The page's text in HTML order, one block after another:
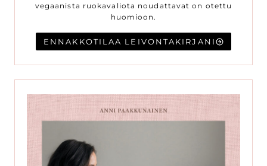
vegaanista ruokavaliota noudattavat on otettu
huomioon.
ENNAKKOTILAA LEIVONTAKIRJANI